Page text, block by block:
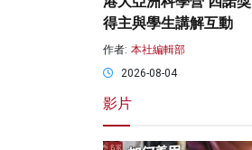
得主與學生講解互動
作者: 本社編輯部
2026-08-04
影片